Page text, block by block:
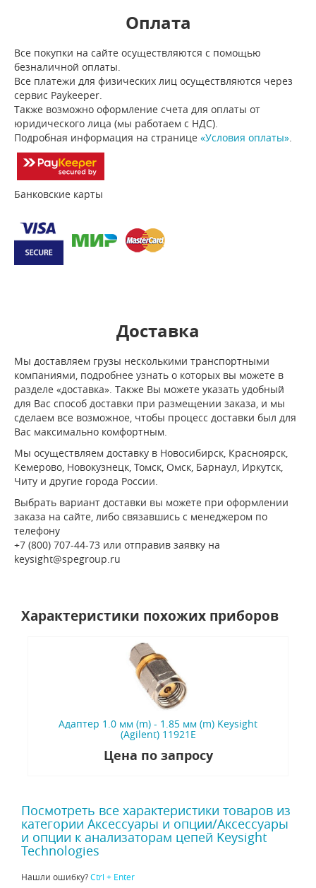
Оплата
Все покупки на сайте осуществляются с помощью
безналичной оплаты.
Все платежи для физических лиц осуществляются через
сервис Paykeeper.
Также возможно оформление счета для оплаты от
юридического лица (мы работаем с НДС).
Подробная информация на странице «Условия оплаты».
Банковские карты
Доставка
Мы доставляем грузы несколькими транспортными
компаниями, подробнее узнать о которых вы можете в
разделе «доставка». Также Вы можете указать удобный
для Вас способ доставки при размещении заказа, и мы
сделаем все возможное, чтобы процесс доставки был для
Вас максимально комфортным.
Мы осуществляем доставку в Новосибирск, Красноярск,
Кемерово, Новокузнецк, Томск, Омск, Барнаул, Иркутск,
Читу и другие города России.
Выбрать вариант доставки вы можете при оформлении
заказа на сайте, либо связавшись с менеджером по
телефону
+7 (800) 707-44-73 или отправив заявку на
keysight@spegroup.ru
Характеристики похожих приборов
Адаптер 1.0 мм (m) - 1.85 мм (m) Keysight
(Agilent) 11921E
Цена по запросу
Посмотреть все характеристики товаров из
категории Аксессуары и опции/Аксессуары
и опции к анализаторам цепей Keysight
Technologies
Нашли ошибку?Ctrl + Enter